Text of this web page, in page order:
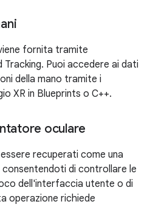
fornita tramite
Tracking. Puoi accedere ai dati
della mano tramite i
XR in Blueprints o C++.
oculare
recuperati come una
di controllare le
dell'interfaccia utente o di
operazione richiede